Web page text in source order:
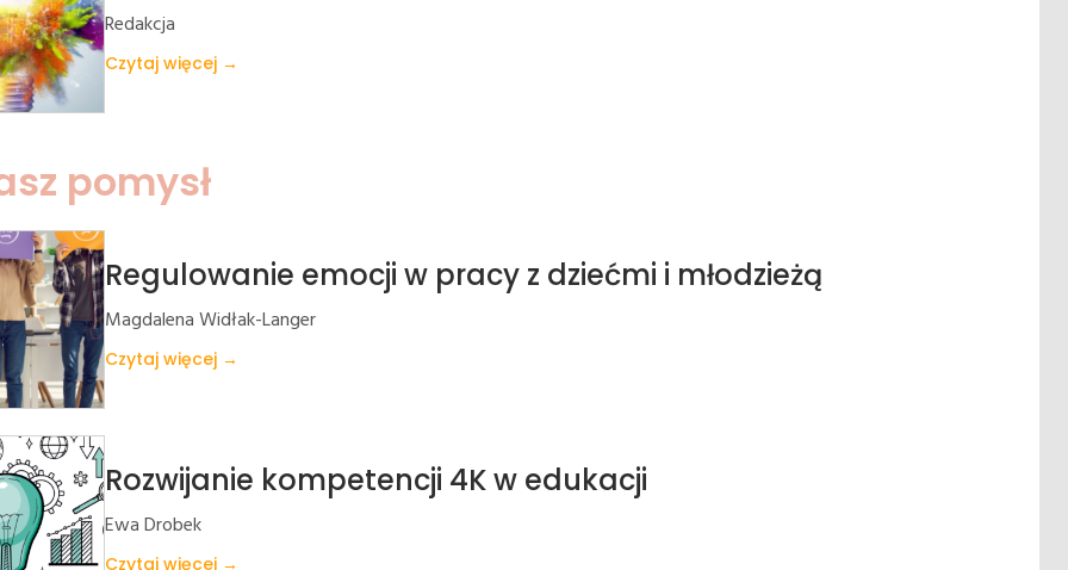
Redakcja
Czytaj więcej →
pomysł
Regulowanie emocji w pracy z dziećmi i młodzieżą
Magdalena Widłak-Langer
Czytaj więcej →
Rozwijanie kompetencji 4K w edukacji
Ewa Drobek
Czytaj więcej →